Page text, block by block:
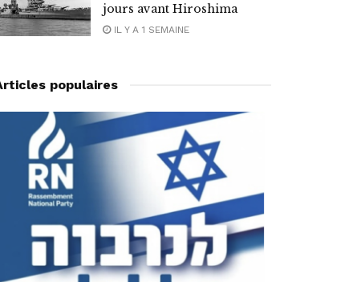
jours avant Hiroshima
IL Y A 1 SEMAINE
populaires